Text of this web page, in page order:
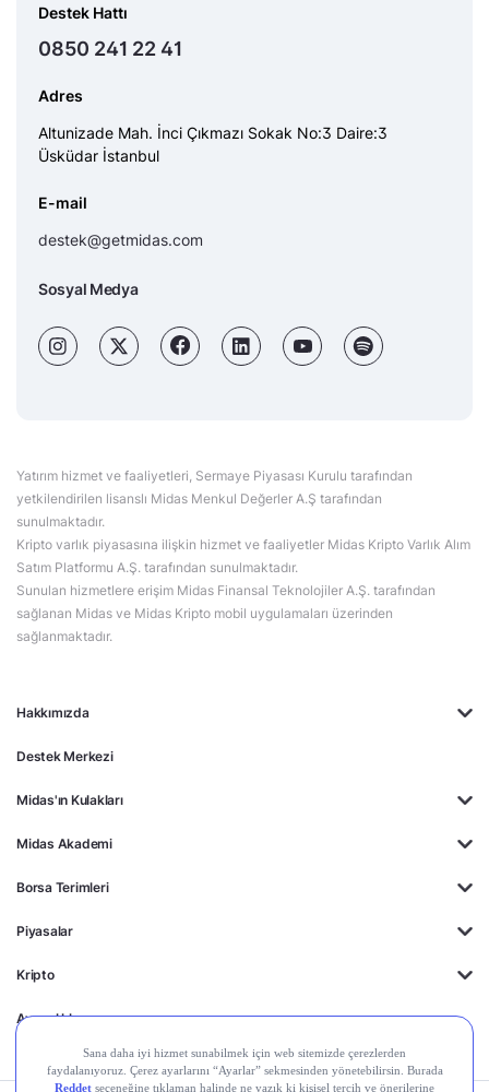
Hakkımızda
Destek Merkezi
Midas'ın Kulakları
Midas Akademi
Borsa Terimleri
Piyasalar
Kripto
Ayrıcalıklar
Destek Hattı
0850 241 22 41
Adres
Altunizade Mah. İnci Çıkmazı Sokak No:3 Daire:3
Üsküdar İstanbul
E-mail
destek@getmidas.com
Sosyal Medya
Yatırım hizmet ve faaliyetleri, Sermaye Piyasası Kurulu tarafından
yetkilendirilen lisanslı Midas Menkul Değerler A.Ş tarafından
sunulmaktadır.
Kripto varlık piyasasına ilişkin hizmet ve faaliyetler Midas Kripto Varlık Alım
Satım Platformu A.Ş. tarafından sunulmaktadır.
Sunulan hizmetlere erişim Midas Finansal Teknolojiler A.Ş. tarafından
sağlanan Midas ve Midas Kripto mobil uygulamaları üzerinden
sağlanmaktadır.